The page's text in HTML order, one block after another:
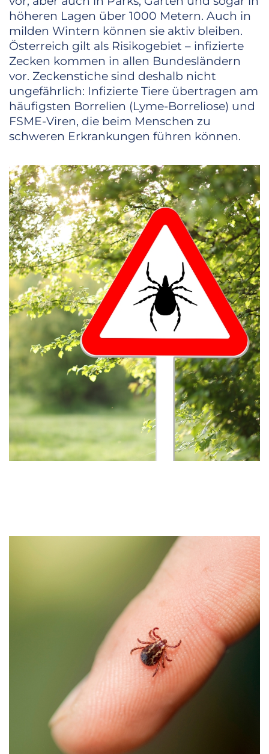
höheren Lagen über 1000 Metern. Auch in
milden Wintern können sie aktiv bleiben.
Österreich gilt als Risikogebiet – infizierte
Zecken kommen in allen Bundesländern
vor. Zeckenstiche sind deshalb nicht
ungefährlich: Infizierte Tiere übertragen am
häufigsten Borrelien (Lyme-Borreliose) und
FSME-Viren, die beim Menschen zu
schweren Erkrankungen führen können.